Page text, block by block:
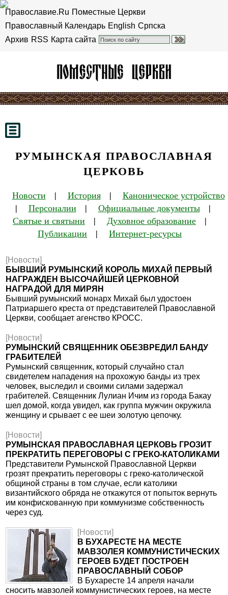
Православие.Ru Поместные Церкви
Православный Календарь English Српска
Архив RSS Карта сайта
РУМЫНСКАЯ ПРАВОСЛАВНАЯ
ЦЕРКОВЬ
Новости | История| Каноническое устройство
| Персоналии | Официальные документы|
Святые и святыни | Духовное образование |
Публикации | Интернет-ресурсы
[Новости]
БЫВШИЙ РУМЫНСКИЙ КОРОЛЬ МИХАЙ ПЕРВЫЙ
НАГРАЖДЕН ВЫСОЧАЙШЕЙ ЦЕРКОВНОЙ
НАГРАДОЙ ДЛЯ МИРЯН
Бывший румынский монарх Михай был удостоен
Патриаршего креста от представителей Православной
Церкви, сообщает агенство КРОСС.
[Новости]
РУМЫНСКИЙ СВЯЩЕННИК ОБЕЗВРЕДИЛ БАНДУ
ГРАБИТЕЛЕЙ
Румынский священник, который случайно стал
свидетелем нападения на прохожую банды из трех
человек, выследил и своими силами задержал
грабителей. Священник Лулиан Ичим из города Бакау
шел домой, когда увидел, как группа мужчин окружила
женщину и срывает с ее шеи золотую цепочку.
[Новости]
РУМЫНСКАЯ ПРАВОСЛАВНАЯ ЦЕРКОВЬ ГРОЗИТ
ПРЕКРАТИТЬ ПЕРЕГОВОРЫ С ГРЕКО-КАТОЛИКАМИ
Представители Румынской Православной Церкви
грозят прекратить переговоры с греко-католической
общиной страны в том случае, если католики
византийского обряда не откажутся от попыток вернуть
им конфискованную при коммунизме собственность
через суд.
[Новости]
В БУХАРЕСТЕ НА МЕСТЕ
МАВЗОЛЕЯ КОММУНИСТИЧЕСКИХ
ГЕРОЕВ БУДЕТ ПОСТРОЕН
ПРАВОСЛАВНЫЙ СОБОР
В Бухаресте 14 апреля начали
сносить мавзолей коммунистических героев, на месте